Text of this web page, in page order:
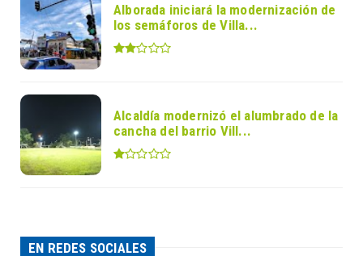
Alborada iniciará la modernización de
los semáforos de Villa...
Alcaldía modernizó el alumbrado de la
cancha del barrio Vill...
EN REDES SOCIALES